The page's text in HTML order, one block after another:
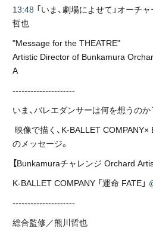
13:48 「いま、劇場によせて」オー
哲也
"Message for the THEATRE"
Artistic Director of Bunkamura
A
---------------------
いま、バレエダンサーは何を想うのか
映像で描く、K-BALLET
のメッセージ。
【Bunkamuraチャレンジ Orchard
K-BALLET COMPANY 「運命 FATE」
---------------------
総合監修／熊川哲也